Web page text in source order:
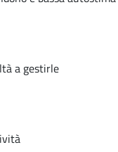
a gestirle